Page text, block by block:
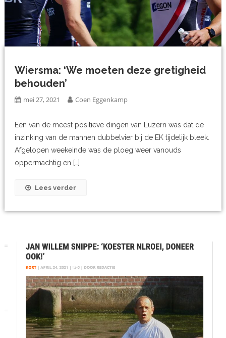
Wiersma: ‘We moeten deze gretigheid
behouden’
mei 27, 2021 Coen Eggenkamp
Een van de meest positieve dingen van Luzern was dat de
inzinking van de mannen dubbelvier bij de EK tijdelijk bleek.
Afgelopen weekeinde was de ploeg weer vanouds
oppermachtig en […]
Lees verder